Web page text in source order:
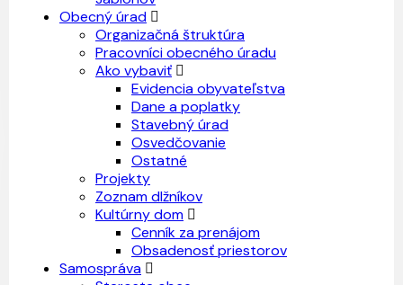
Obecný úrad
Organizačná štruktúra
Pracovníci obecného úradu
Ako vybaviť
Evidencia obyvateľstva
Dane a poplatky
Stavebný úrad
Osvedčovanie
Ostatné
Projekty
Zoznam dlžníkov
Kultúrny dom
Cenník za prenájom
Obsadenosť priestorov
Samospráva